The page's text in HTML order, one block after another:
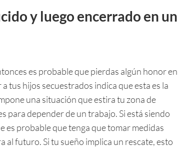
y luego encerrado en un
es probable que pierdas algún honor en
tus hijos secuestrados indica que esta es la
una situación que estira tu zona de
para depender de un trabajo. Si está siendo
es probable que tenga que tomar medidas
al futuro. Si tu sueño implica un rescate, esto